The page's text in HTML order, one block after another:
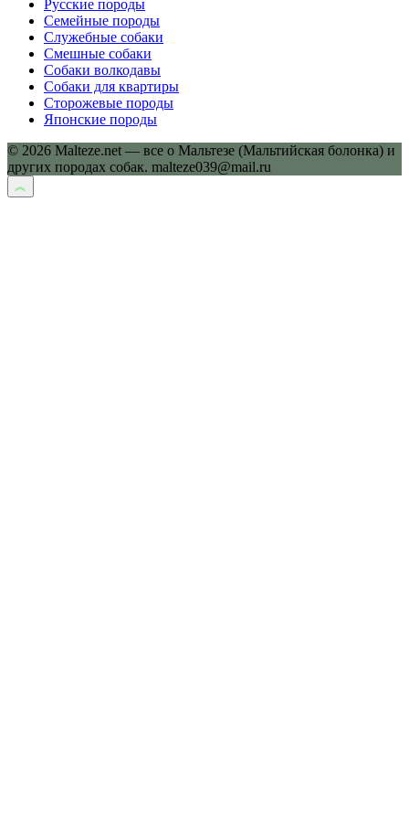
Русские породы
Семейные породы
Служебные собаки
Смешные собаки
Собаки волкодавы
Собаки для квартиры
Сторожевые породы
Японские породы
© 2026 Malteze.net — все о Мальтезе (Мальтийская болонка) и
других породах собак. malteze039@mail.ru